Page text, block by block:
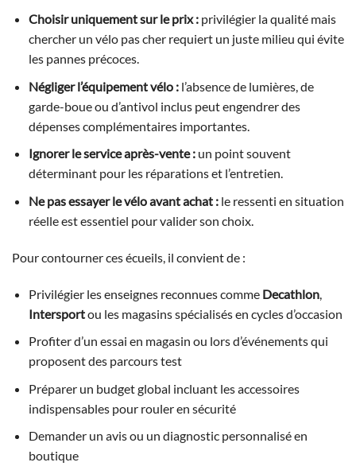
Choisir uniquement sur le prix :privilégier la qualité mais
chercher un vélo pas cher requiert un juste milieu qui évite
les pannes précoces.
Négliger l’équipement vélo :l’absence de lumières, de
garde-boue ou d’antivol inclus peut engendrer des
dépenses complémentaires importantes.
Ignorer le service après-vente :un point souvent
déterminant pour les réparations et l’entretien.
Ne pas essayer le vélo avant achat :le ressenti en situation
réelle est essentiel pour valider son choix.
Pour contourner ces écueils, il convient de :
Privilégier les enseignes reconnues comme Decathlon,
Intersportou les magasins spécialisés en cycles d’occasion
Profiter d’un essai en magasin ou lors d’événements qui
proposent des parcours test
Préparer un budget global incluant les accessoires
indispensables pour rouler en sécurité
Demander un avis ou un diagnostic personnalisé en
boutique